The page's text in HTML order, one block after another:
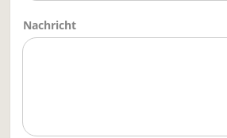
Nachricht